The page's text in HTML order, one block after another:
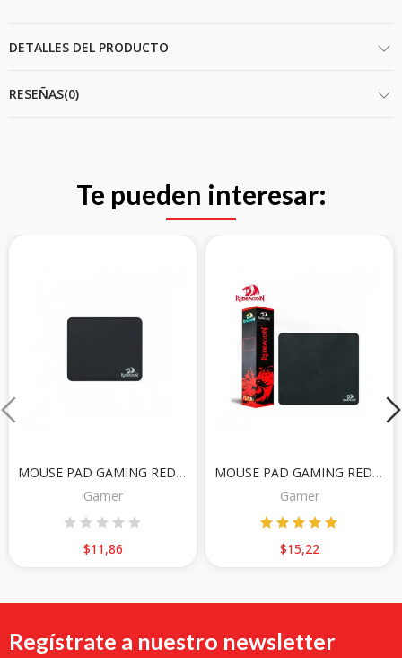
DETALLES DEL PRODUCTO
RESEÑAS(0)
Te pueden interesar:
MOUSE PAD GAMING REDRAGON FLICK P030 M
Gamer
$11,86
MOUSE PAD GAMING REDRAGON FLICK P031 L
Gamer
$15,22
Regístrate a nuestro newsletter